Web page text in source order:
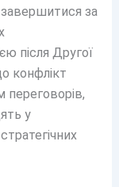
за
після Другої
конфлікт
у